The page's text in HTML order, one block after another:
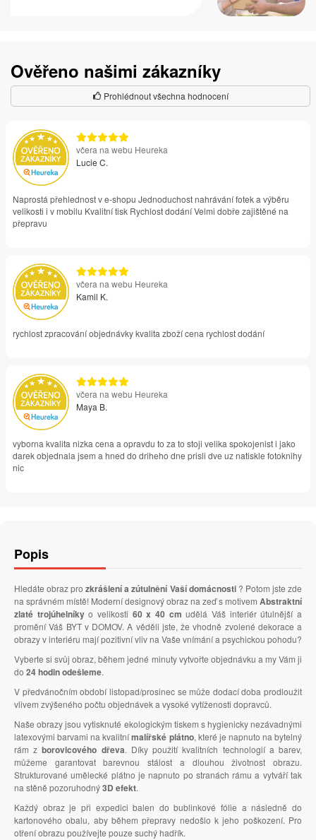
Ověřeno našimi zákazníky
Prohlédnout všechna hodnocení
včera na webu Heureka
Lucie C.
Naprostá přehlednost v e-shopu Jednoduchost nahrávání fotek a výběru
velikosti i v mobilu Kvalitní tisk Rychlost dodání Velmi dobře zajištěné na
přepravu
včera na webu Heureka
Kamil K.
rychlost zpracování objednávky kvalita zboží cena rychlost dodání
včera na webu Heureka
Maya B.
vyborna kvalita nizka cena a opravdu to za to stoji velika spokojenist i jako
darek objednala jsem a hned do driheho dne prisli dve uz natiskle fotoknihy
nic
Popis
Hledáte obraz prozkrášlení a zútulnění Vaší domácnosti? Potom jste zde
na správném místě! Moderní designový obraz na zeď s motivem Abstraktní
zlaté trojúhelníkyo velikosti 60 x 40 cm udělá Váš interiér útulnější a
promění Váš BYT v DOMOV. A věděli jste, že vhodně zvolené dekorace a
obrazy v interiéru mají pozitivní vliv na Vaše vnímání a psychickou pohodu?
Vyberte si svůj obraz, během jedné minuty vytvořte objednávku a my Vám ji
do 24 hodin odešleme.
V předvánočním období listopad/prosinec se může dodací doba prodloužit
vlivem zvýšeného počtu objednávek a vysoké vytíženosti dopravců.
Naše obrazy jsou vytisknuté ekologickým tiskem s hygienicky nezávadnými
latexovými barvami na kvalitnímalířské plátno, které je napnuto na bytelný
rám zborovicového dřeva. Díky použití kvalitních technologií a barev,
můžeme garantovat barevnou stálost a dlouhou životnost obrazu.
Strukturované umělecké plátno je napnuto po stranách rámu a vytváří tak
na stěně pozoruhodný3D efekt.
Každý obraz je při expedici balen do bublinkové fólie a následně do
kartonového obalu, aby během přepravy nedošlo k jeho poškození. Pro
otření obrazu používejte pouze suchý hadřík.